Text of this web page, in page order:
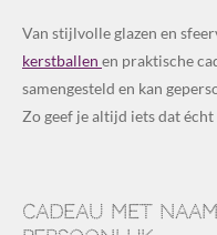
Van stijlvolle glazen en
kerstballen en praktische
samengesteld en kan
Zo geef je altijd iets dat
Cadeau met